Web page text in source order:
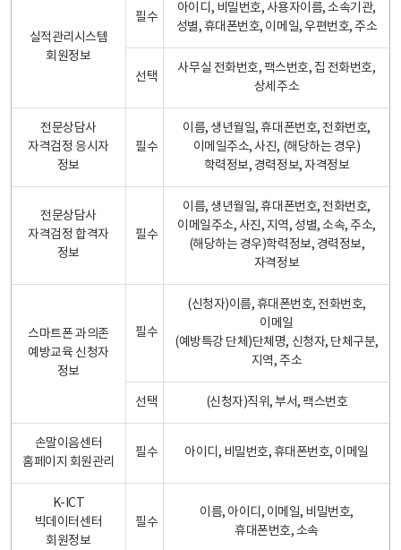
실적관리시스템
회원정보
필수
아이디, 비밀번호, 사용자이름, 소속기관,
성별, 휴대폰번호, 이메일, 우편번호, 주소
선택
사무실 전화번호, 팩스번호, 집 전화번호,
상세주소
전문상담사
자격검정 응시자
정보
필수
이름, 생년월일, 휴대폰번호, 전화번호,
이메일주소, 사진, (해당하는 경우)
학력정보, 경력정보, 자격정보
전문상담사
자격검정 합격자
정보
필수
이름, 생년월일, 휴대폰번호, 전화번호,
이메일주소, 사진, 지역, 성별, 소속, 주소,
(해당하는 경우)학력정보, 경력정보,
자격정보
스마트폰 과의존
예방교육 신청자
정보
필수
(신청자)이름, 휴대폰번호, 전화번호,
이메일
(예방특강 단체)단체명, 신청자, 단체구분,
지역, 주소
선택 (신청자)직위, 부서, 팩스번호
손말이음센터
홈페이지 회원관리
필수 아이디, 비밀번호, 휴대폰번호, 이메일
K-ICT
빅데이터센터
회원정보
필수
이름, 아이디, 이메일, 비밀번호,
휴대폰번호, 소속